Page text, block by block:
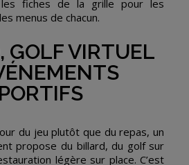
les fiches de la grille pour les
menus de chacun.
GOLF VIRTUEL
du jeu plutôt que du repas, un
propose du billard, du golf sur
légère sur place. C’est